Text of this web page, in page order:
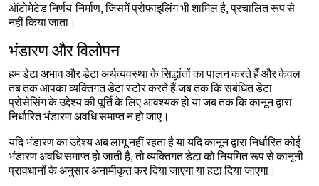
ऑटोमेटेड निर्णय-निर्माण, जिसमें प्रोफाइलिंग भी शामिल है, प्रचालित रूप से
नहीं किया जाता।
भंडारण और विलोपन
हम डेटा अभाव और डेटा अर्थव्यवस्था के सिद्धांतों का पालन करते हैं और केवल
तब तक आपका व्यक्तिगत डेटा स्टोर करते हैं जब तक कि संबंधित डेटा
प्रोसेसिंग के उद्देश्य की पूर्ति के लिए आवश्यक हो या जब तक कि कानून द्वारा
निर्धारित भंडारण अवधि समाप्त न हो जाए।
यदि भंडारण का उद्देश्य अब लागू नहीं रहता है या यदि कानून द्वारा निर्धारित कोई
भंडारण अवधि समाप्त हो जाती है, तो व्यक्तिगत डेटा को नियमित रूप से कानूनी
प्रावधानों के अनुसार अनामीकृत कर दिया जाएगा या हटा दिया जाएगा।